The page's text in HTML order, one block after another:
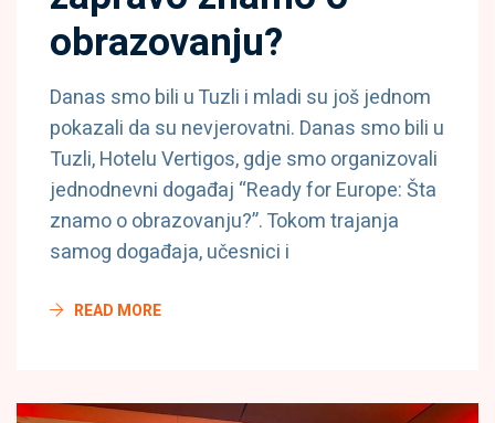
obrazovanju?
Danas smo bili u Tuzli i mladi su još jednom
pokazali da su nevjerovatni. Danas smo bili u
Tuzli, Hotelu Vertigos, gdje smo organizovali
jednodnevni događaj “Ready for Europe: Šta
znamo o obrazovanju?”. Tokom trajanja
samog događaja, učesnici i
READ MORE